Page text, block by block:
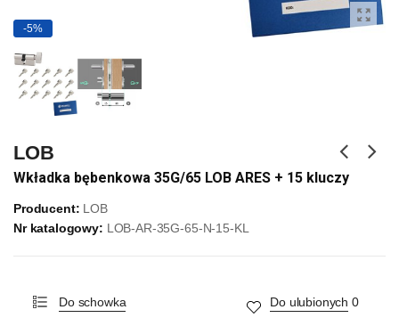
-5%
LOB
Wkładka bębenkowa 35G/65 LOB ARES + 15 kluczy
Producent: LOB
Nr katalogowy: LOB-AR-35G-65-N-15-KL
Do schowka Do ulubionych 0